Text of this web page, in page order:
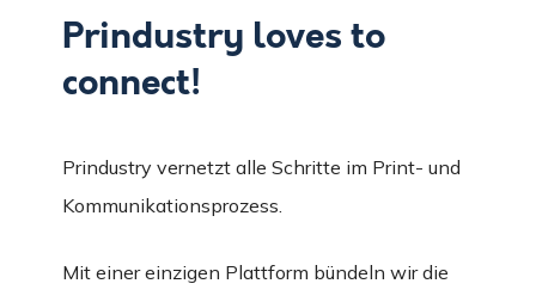
Prindustry loves to
connect!
Prindustry vernetzt alle Schritte im Print- und
Kommunikationsprozess.
Mit einer einzigen Plattform bündeln wir die